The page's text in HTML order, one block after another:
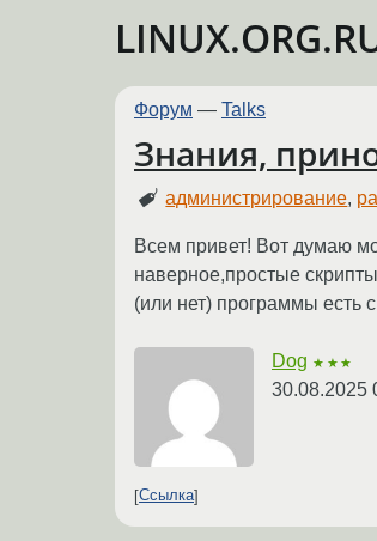
Форум — Talks
Знания,
администрирование,
Всем привет! Вот думаю
наверное,простые
(или нет) программы есть
Dog ★★★
30.08.2025
Ссылка